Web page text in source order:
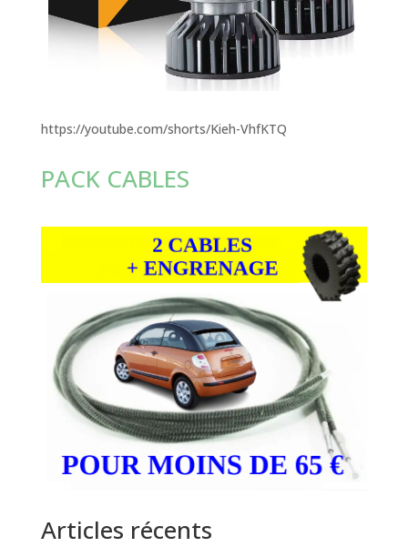
https://youtube.com/shorts/Kieh-VhfKTQ
PACK CABLES
Articles récents